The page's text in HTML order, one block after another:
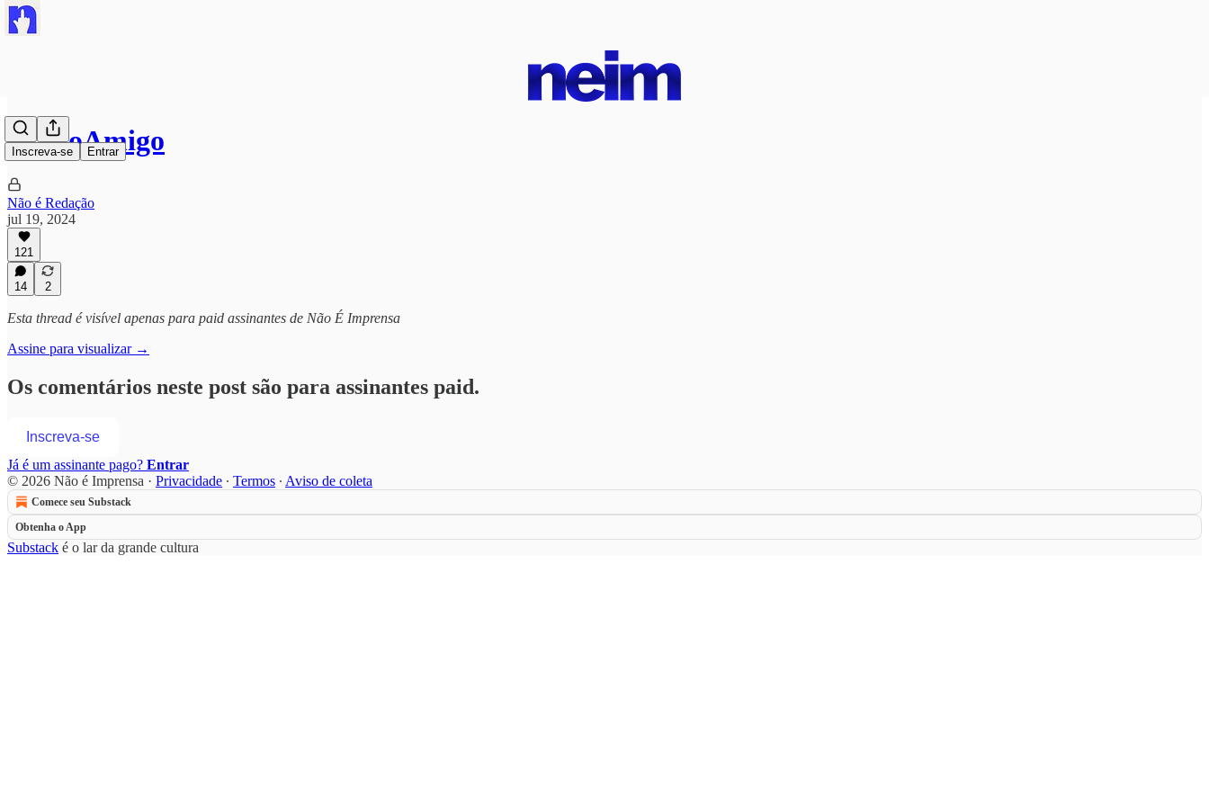
Inscreva-se Entrar
#FogoAmigo
Não é Redação
jul 19, 2024
121
14 2
Esta thread é visível apenas para paid assinantes de Não É Imprensa
Assine para visualizar →
Os comentários neste post são para assinantes paid.
Inscreva-se
Já é um assinante pago? Entrar
© 2026 Não é Imprensa · Privacidade ∙ Termos ∙ Aviso de coleta
Comece seu Substack
Obtenha o App
Substack é o lar da grande cultura